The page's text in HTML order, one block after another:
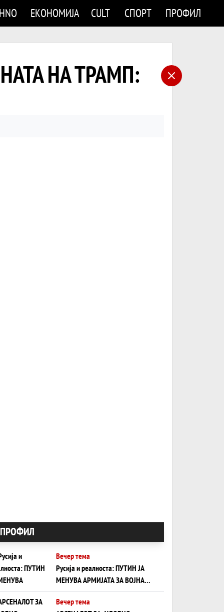
ЕКОНОМИЈА CULT СПОРТ ПРОФИЛ
НА ТРАМП:
ПРОФИЛ
Вечер тема
Русија и реалноста: ПУТИН ЈА
МЕНУВА АРМИЈАТА ЗА ВОЈНА
ШТО ОСТАНУВА БЕЗ ФРОНТ
Вечер тема